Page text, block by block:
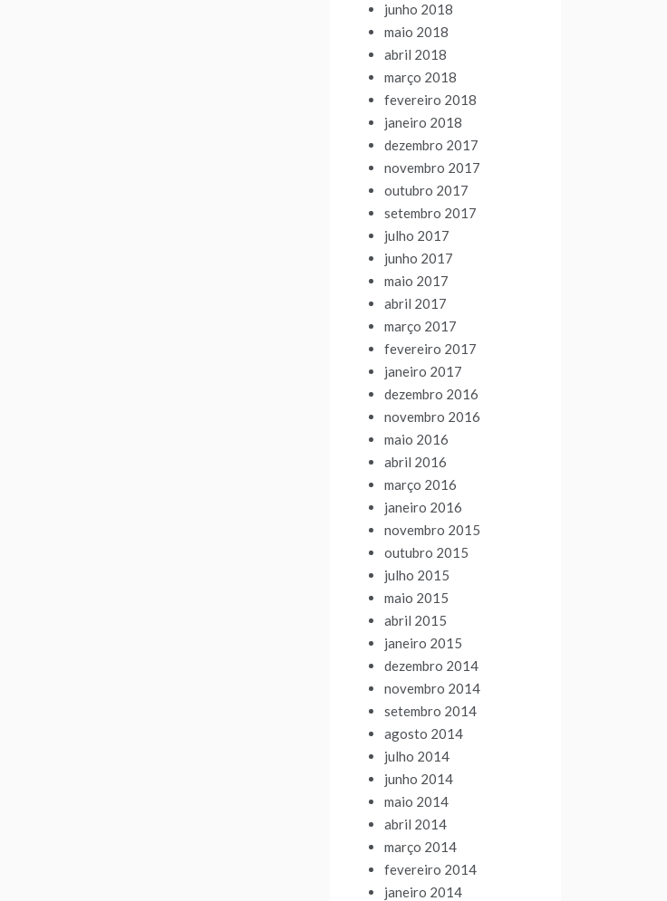
junho 2018
maio 2018
abril 2018
março 2018
fevereiro 2018
janeiro 2018
dezembro 2017
novembro 2017
outubro 2017
setembro 2017
julho 2017
junho 2017
maio 2017
abril 2017
março 2017
fevereiro 2017
janeiro 2017
dezembro 2016
novembro 2016
maio 2016
abril 2016
março 2016
janeiro 2016
novembro 2015
outubro 2015
julho 2015
maio 2015
abril 2015
janeiro 2015
dezembro 2014
novembro 2014
setembro 2014
agosto 2014
julho 2014
junho 2014
maio 2014
abril 2014
março 2014
fevereiro 2014
janeiro 2014